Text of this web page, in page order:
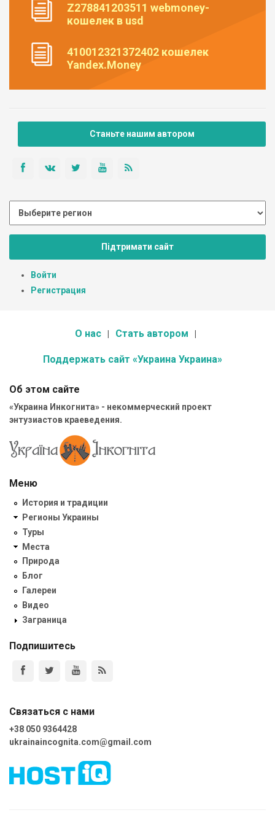
Z278841203511 webmoney-
кошелек в usd
410012321372402 кошелек
Yandex.Money
Станьте нашим автором
Підтримати сайт
Войти
Регистрация
О нас Стать автором
Поддержать сайт «Украина Украина»
Об этом сайте
«Украина Инкогнита» - некоммерческий проект
энтузиастов краеведения.
Меню
История и традиции
Регионы Украины
Туры
Места
Природа
Блог
Галереи
Видео
Заграница
Подпишитесь
Связаться с нами
+38 050 9364428
ukrainaincognita.com@gmail.com